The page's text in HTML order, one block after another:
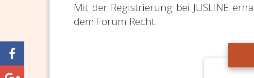
Mit der Registrierung bei JUSLINE
dem Forum Recht.